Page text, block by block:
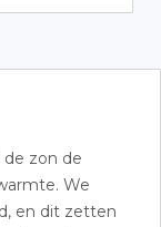
zon de
We
en dit zetten